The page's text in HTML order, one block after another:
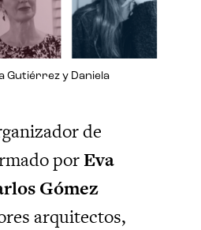
Gutiérrez y Daniela
de
porEva
Gómez
arquitectos,